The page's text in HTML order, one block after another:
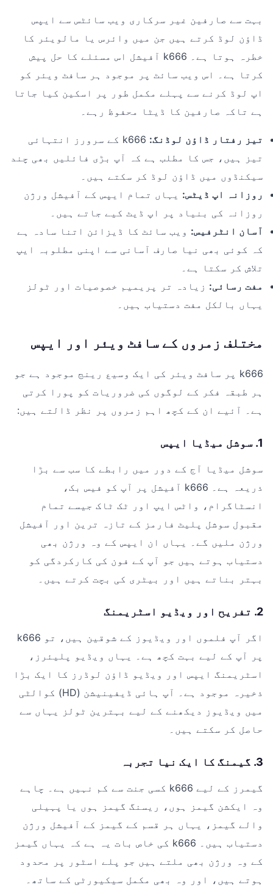
بہت سے صارفین غیر سرکاری ویب سائٹس سے ایپس
ڈاؤن لوڈ کرتے ہیں جن میں وائرس یا مالویئر کا
خطرہ ہوتا ہے۔ k666 آفیشل اس مسئلے کا حل پیش
کرتا ہے۔ اس ویب سائٹ پر موجود ہر سافٹ ویئر کو
اپ لوڈ کرنے سے پہلے مکمل طور پر اسکین کیا جاتا
ہے تاکہ صارفین کا ڈیٹا محفوظ رہے۔
تیز رفتار ڈاؤن لوڈنگ:
k666 کے سرورز انتہائی
تیز ہیں، جس کا مطلب ہے کہ آپ بڑی فائلیں بھی چند
سیکنڈوں میں ڈاؤن لوڈ کر سکتے ہیں۔
روزانہ اپ ڈیٹس: یہاں تمام ایپس کے آفیشل ورژن
روزانہ کی بنیاد پر اپ ڈیٹ کیے جاتے ہیں۔
آسان انٹرفیس: ویب سائٹ کا ڈیزائن اتنا سادہ ہے
کہ کوئی بھی نیا صارف آسانی سے اپنی مطلوبہ ایپ
تلاش کر سکتا ہے۔
مفت رسائی: زیادہ تر پریمیم خصوصیات اور ٹولز
یہاں بالکل مفت دستیاب ہیں۔
مختلف زمروں کے سافٹ ویئر اور ایپس
k666 پر سافٹ ویئر کی ایک وسیع رینج موجود ہے جو
ہر طبقہ فکر کے لوگوں کی ضروریات کو پورا کرتی
ہے۔ آئیے ان کے کچھ اہم زمروں پر نظر ڈالتے ہیں:
1. سوشل میڈیا ایپس
سوشل میڈیا آج کے دور میں رابطے کا سب سے بڑا
ذریعہ ہے۔ k666 آفیشل پر آپ کو فیس بک،
انسٹاگرام، واٹس ایپ اور ٹک ٹاک جیسے تمام
مقبول سوشل پلیٹ فارمز کے تازہ ترین اور آفیشل
ورژن ملیں گے۔ یہاں ان ایپس کے وہ ورژن بھی
دستیاب ہوتے ہیں جو آپ کے فون کی کارکردگی کو
بہتر بناتے ہیں اور بیٹری کی بچت کرتے ہیں۔
2. تفریح اور ویڈیو اسٹریمنگ
اگر آپ فلموں اور ویڈیوز کے شوقین ہیں، تو k666
پر آپ کے لیے بہت کچھ ہے۔ یہاں ویڈیو پلیئرز،
اسٹریمنگ ایپس اور ویڈیو ڈاؤن لوڈرز کا ایک بڑا
ذخیرہ موجود ہے۔ آپ ہائی ڈیفینیشن (HD) کوالٹی
میں ویڈیوز دیکھنے کے لیے بہترین ٹولز یہاں سے
حاصل کر سکتے ہیں۔
3. گیمنگ کا ایک نیا تجربہ
گیمرز کے لیے k666 کسی جنت سے کم نہیں ہے۔ چاہے
وہ ایکشن گیمز ہوں، ریسنگ گیمز ہوں یا پہیلی
والے گیمز، یہاں ہر قسم کے گیمز کے آفیشل ورژن
دستیاب ہیں۔ k666 کی خاص بات یہ ہے کہ یہاں گیمز
کے وہ ورژن بھی ملتے ہیں جو پلے اسٹور پر محدود
ہوتے ہیں، اور وہ بھی مکمل سیکیورٹی کے ساتھ۔